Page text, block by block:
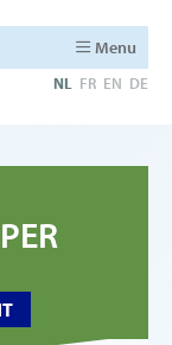
Menu
NL FR EN DE